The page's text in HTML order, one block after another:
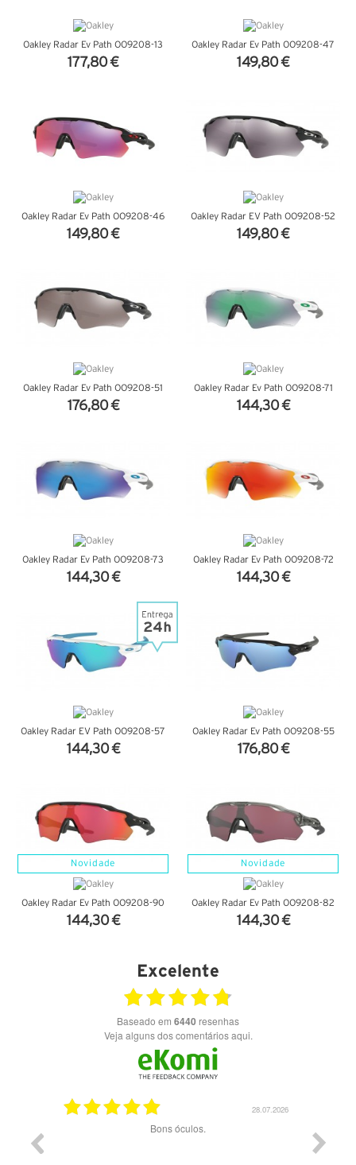
Oakley Radar Ev Path OO9208-13
177,80 €
Oakley Radar Ev Path OO9208-47
149,80 €
Oakley Radar Ev Path OO9208-46
149,80 €
Oakley Radar EV Path OO9208-52
149,80 €
Oakley Radar Ev Path OO9208-51
176,80 €
Oakley Radar Ev Path OO9208-71
144,30 €
Oakley Radar Ev Path OO9208-73
144,30 €
Oakley Radar Ev Path OO9208-72
144,30 €
Oakley Radar EV Path OO9208-57
144,30 €
Oakley Radar Ev Path OO9208-55
176,80 €
Novidade
Oakley Radar Ev Path OO9208-90
144,30 €
Novidade
Oakley Radar Ev Path OO9208-82
144,30 €
Excelente
Baseado em 6440 resenhas
Veja alguns dos comentários aqui.
28.07.2026
Bons óculos.